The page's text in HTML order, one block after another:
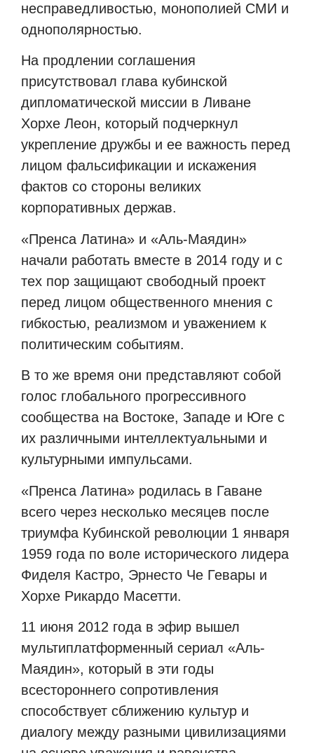
несправедливостью, монополией СМИ и
однополярностью.
На продлении соглашения
присутствовал глава кубинской
дипломатической миссии в Ливане
Хорхе Леон, который подчеркнул
укрепление дружбы и ее важность перед
лицом фальсификации и искажения
фактов со стороны великих
корпоративных держав.
«Пренса Латина» и «Аль-Маядин»
начали работать вместе в 2014 году и с
тех пор защищают свободный проект
перед лицом общественного мнения с
гибкостью, реализмом и уважением к
политическим событиям.
В то же время они представляют собой
голос глобального прогрессивного
сообщества на Востоке, Западе и Юге с
их различными интеллектуальными и
культурными импульсами.
«Пренса Латина» родилась в Гаване
всего через несколько месяцев после
триумфа Кубинской революции 1 января
1959 года по воле исторического лидера
Фиделя Кастро, Эрнесто Че Гевары и
Хорхе Рикардо Масетти.
11 июня 2012 года в эфир вышел
мультиплатформенный сериал «Аль-
Маядин», который в эти годы
всестороннего сопротивления
способствует сближению культур и
диалогу между разными цивилизациями